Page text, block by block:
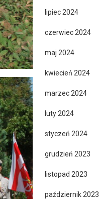
lipiec 2024
czerwiec 2024
maj 2024
kwiecień 2024
marzec 2024
luty 2024
styczeń 2024
grudzień 2023
listopad 2023
październik 2023